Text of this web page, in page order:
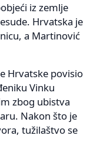
iz zemlje
Hrvatska je
a Martinović
Hrvatske povisio
Vinku
zbog ubistva
Nakon što je
tužilaštvo se